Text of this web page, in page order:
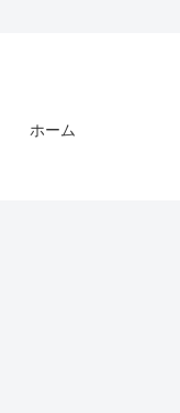
ホーム